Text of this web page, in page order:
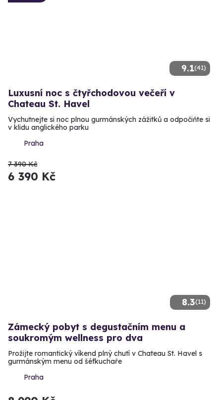
9.1(41)
Luxusní noc s čtyřchodovou večeří v
Chateau St. Havel
Vychutnejte si noc plnou gurmánských zážitků a odpočiňte si
v klidu anglického parku
Praha
7 390 Kč
6 390 Kč
8.3(11)
Zámecký pobyt s degustačním menu a
soukromým wellness pro dva
Prožijte romantický víkend plný chutí v Chateau St. Havel s
gurmánským menu od šéfkuchaře
Praha